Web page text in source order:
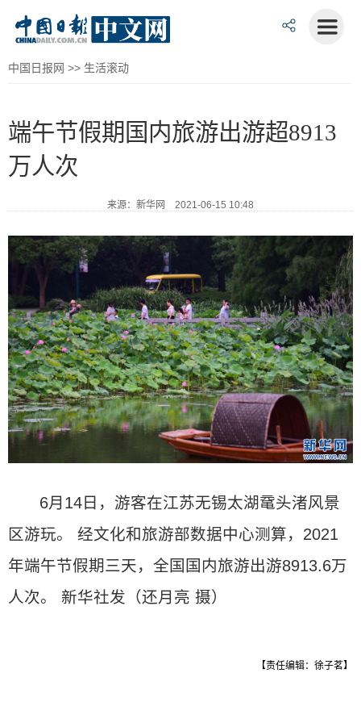
中国日报网 >> 生活滚动
端午节假期国内旅游出游超8913
万人次
来源：新华网 2021-06-15 10:48
6月14日，游客在江苏无锡太湖鼋头渚风景
区游玩。 经文化和旅游部数据中心测算，2021
年端午节假期三天，全国国内旅游出游8913.6万
人次。 新华社发（还月亮 摄）
【责任编辑：徐子茗】